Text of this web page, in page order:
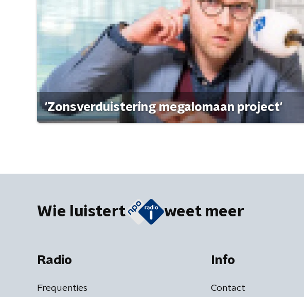
'Zonsverduistering megalomaan project'
Wie luistert weet meer
Radio
Frequenties
Info
Contact